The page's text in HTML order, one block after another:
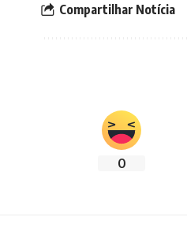
Compartilhar Notícia
0